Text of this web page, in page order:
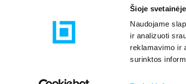
Šioje
Naudojame
ir analizuoti
reklamavimo ir
surinktos